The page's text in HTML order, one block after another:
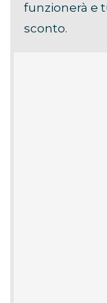
funzionerà e
sconto.